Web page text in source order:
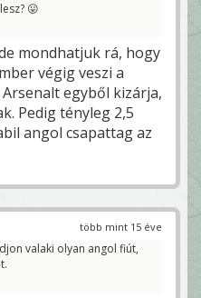
😛
mondhatjuk rá, hogy
végig veszi a
egyből kizárja,
Pedig tényleg 2,5
angol csapattag az
több mint 15 éve
valaki olyan angol fiút,